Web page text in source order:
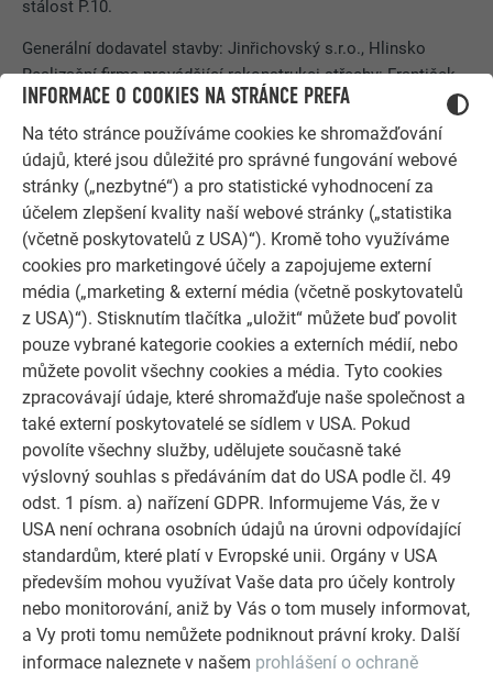
INFORMACE O COOKIES NA STRÁNCE PREFA
Na této stránce používáme cookies ke shromažďování
údajů, které jsou důležité pro správné fungování webové
stránky („nezbytné“) a pro statistické vyhodnocení za
účelem zlepšení kvality naší webové stránky („statistika
(včetně poskytovatelů z USA)“). Kromě toho využíváme
cookies pro marketingové účely a zapojujeme externí
média („marketing & externí média (včetně poskytovatelů
z USA)“). Stisknutím tlačítka „uložit“ můžete buď povolit
pouze vybrané kategorie cookies a externích médií, nebo
můžete povolit všechny cookies a média. Tyto cookies
zpracovávají údaje, které shromažďuje naše společnost a
také externí poskytovatelé se sídlem v USA. Pokud
povolíte všechny služby, udělujete současně také
výslovný souhlas s předáváním dat do USA podle čl. 49
odst. 1 písm. a) nařízení GDPR. Informujeme Vás, že v
USA není ochrana osobních údajů na úrovni odpovídající
standardům, které platí v Evropské unii. Orgány v USA
především mohou využívat Vaše data pro účely kontroly
nebo monitorování, aniž by Vás o tom musely informovat,
a Vy proti tomu nemůžete podniknout právní kroky. Další
informace naleznete v našem prohlášení o ochraně
stálost P.10.
Generální dodavatel stavby: Jinřichovský s.r.o., Hlinsko
Realizační firma provádějící rekonstrukci střechy: František
Pilař, Trhová Kamenice
Vyhledat řemeslníka PREFA ve Vašem okolí
Ukážeme Vám, které montážní firmy ve Vašem okolí jsou
skuteční PREFA profesionálové a montují naše hliníkové
systémy.